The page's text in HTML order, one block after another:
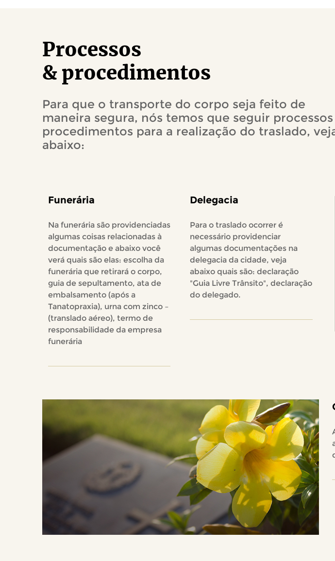
Processos
& procedimentos
Para que o transporte do corpo seja feito de
maneira segura, nós temos que seguir processos
procedimentos para a realização do traslado,
abaixo:
Funerária
Na funerária são providenciadas
algumas coisas relacionadas à
documentação e abaixo você
verá quais são elas: escolha da
funerária que retirará o corpo,
guia de sepultamento, ata de
embalsamento (após a
Tanatopraxia), urna com zinco –
(translado aéreo), termo de
responsabilidade da empresa
funerária
Delegacia
Para o traslado ocorrer é
necessário providenciar
algumas documentações na
delegacia da cidade, veja
abaixo quais são: declaração
"Guia Livre Trânsito", declaração
do delegado.